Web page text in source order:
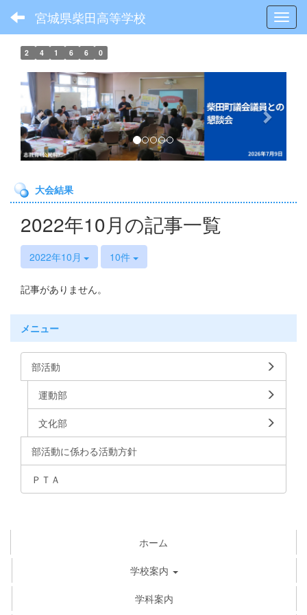
宮城県柴田高等学校
2 4 1 6 6 0
e
v
i
u
s
e
x
大会結果
2022年10月の記事一覧
2022年10月 10件
記事がありません。
メニュー
部活動
運動部
文化部
部活動に係わる活動方針
ＰＴＡ
ホーム
学校案内
学科案内